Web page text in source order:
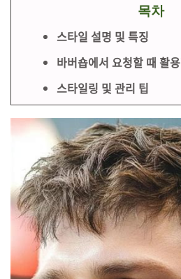
목차
스타일 설명 및 특징
바버숍에서 요청할 때 활
스타일링 및 관리 팁